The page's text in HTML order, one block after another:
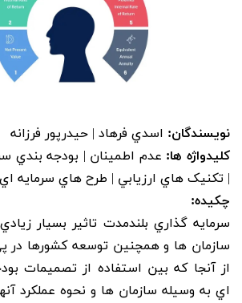
نویسندگان: اسدي فرهاد | حيدرپور فرزانه
کلیدواژه ها: عدم اطمينان | بودجه بندي
| تکنيک هاي ارزيابي | طرح هاي سرمايه اي
چکیده:
سرمايه گذاري بلندمدت تاثير بسيار
سازمان ها و همچنين توسعه کشورها در
از آنجا که بين استفاده از تصميمات
اي به وسيله سازمان ها و نحوه عملکرد